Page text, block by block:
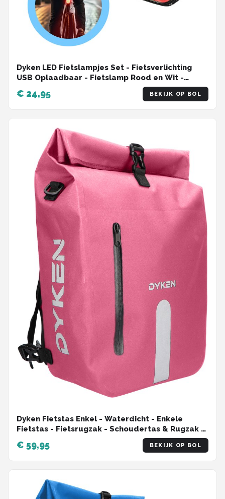
Dyken LED Fietslampjes Set - Fietsverlichting
USB Oplaadbaar - Fietslamp Rood en Wit -
Fietslicht - Voorlicht & Achterlicht Fiets
€ 24,95 BEKIJK OP BOL
Dyken Fietstas Enkel - Waterdicht - Enkele
Fietstas - Fietsrugzak - Schoudertas & Rugzak -
€ 59,95 BEKIJK OP BOL